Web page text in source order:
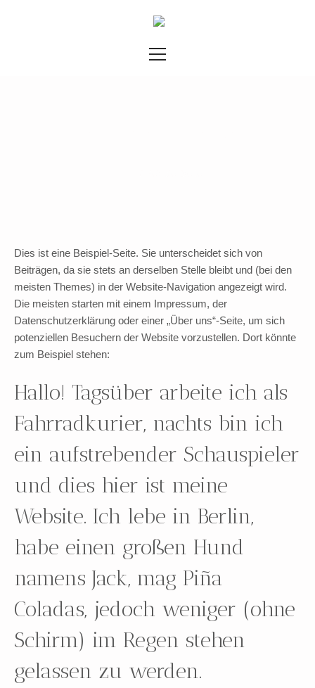
Dies ist eine Beispiel-Seite. Sie unterscheidet sich von
Beiträgen, da sie stets an derselben Stelle bleibt und (bei den
meisten Themes) in der Website-Navigation angezeigt wird.
Die meisten starten mit einem Impressum, der
Datenschutzerklärung oder einer „Über uns“-Seite, um sich
potenziellen Besuchern der Website vorzustellen. Dort könnte
zum Beispiel stehen:
Hallo! Tagsüber arbeite ich als
Fahrradkurier, nachts bin ich
ein aufstrebender Schauspieler
und dies hier ist meine
Website. Ich lebe in Berlin,
habe einen großen Hund
namens Jack, mag Piña
Coladas, jedoch weniger (ohne
Schirm) im Regen stehen
gelassen zu werden.